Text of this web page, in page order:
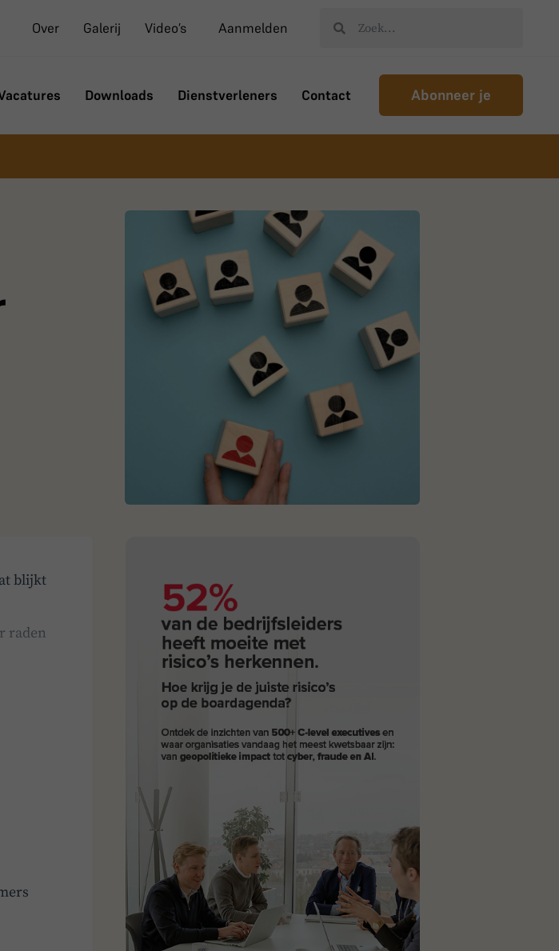
Over Galerij Video’s Aanmelden
Downloads Dienstverleners Contact Abonneer je
blijkt
raden